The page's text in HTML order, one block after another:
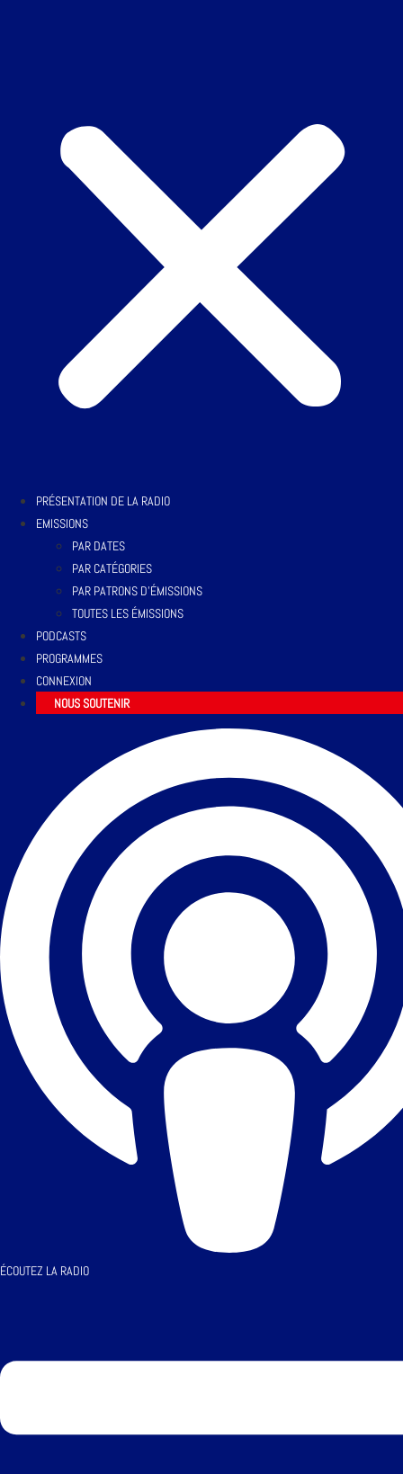
PRÉSENTATION DE LA RADIO
EMISSIONS
PAR DATES
PAR CATÉGORIES
PAR PATRONS D’ÉMISSIONS
TOUTES LES ÉMISSIONS
PODCASTS
PROGRAMMES
CONNEXION
NOUS SOUTENIR
ÉCOUTEZ LA RADIO